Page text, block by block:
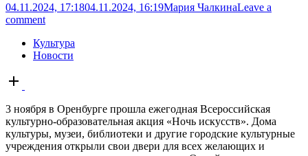
04.11.2024, 17:1804.11.2024, 16:19Мария ЧалкинаLeave a
comment
Культура
Новости
Open
post
3 ноября в Оренбурге прошла ежегодная Всероссийская
культурно-образовательная акция «Ночь искусств». Дома
культуры, музеи, библиотеки и другие городские культурные
учреждения открыли свои двери для всех желающих и